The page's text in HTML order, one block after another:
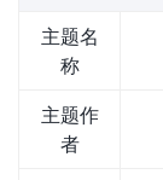
主题名
称
主题作
者